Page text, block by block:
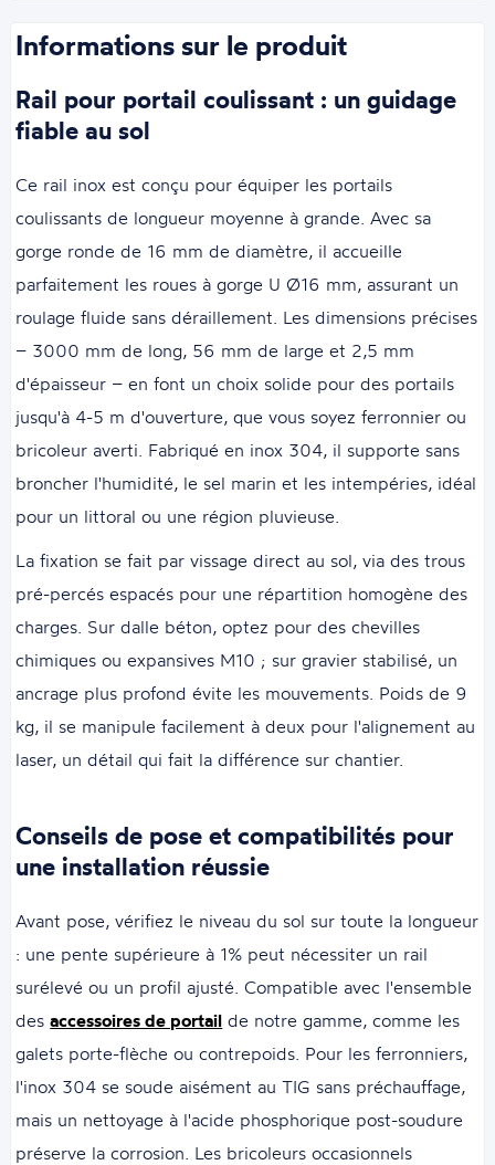
Informations sur le produit
Rail pour portail coulissant : un guidage
fiable au sol
Ce rail inox est conçu pour équiper les portails
coulissants de longueur moyenne à grande. Avec sa
gorge ronde de 16 mm de diamètre, il accueille
parfaitement les roues à gorge U Ø16 mm, assurant un
roulage fluide sans déraillement. Les dimensions précises
– 3000 mm de long, 56 mm de large et 2,5 mm
d'épaisseur – en font un choix solide pour des portails
jusqu'à 4-5 m d'ouverture, que vous soyez ferronnier ou
bricoleur averti. Fabriqué en inox 304, il supporte sans
broncher l'humidité, le sel marin et les intempéries, idéal
pour un littoral ou une région pluvieuse.
La fixation se fait par vissage direct au sol, via des trous
pré-percés espacés pour une répartition homogène des
charges. Sur dalle béton, optez pour des chevilles
chimiques ou expansives M10 ; sur gravier stabilisé, un
ancrage plus profond évite les mouvements. Poids de 9
kg, il se manipule facilement à deux pour l'alignement au
laser, un détail qui fait la différence sur chantier.
Conseils de pose et compatibilités pour
une installation réussie
Avant pose, vérifiez le niveau du sol sur toute la longueur
: une pente supérieure à 1% peut nécessiter un rail
surélevé ou un profil ajusté. Compatible avec l'ensemble
desaccessoires de portail de notre gamme, comme les
galets porte-flèche ou contrepoids. Pour les ferronniers,
l'inox 304 se soude aisément au TIG sans préchauffage,
mais un nettoyage à l'acide phosphorique post-soudure
préserve la corrosion. Les bricoleurs occasionnels